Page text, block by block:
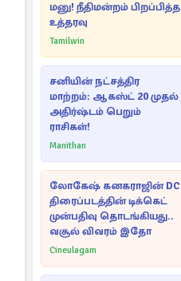
மனு! நீதிமன்றம் பிறப்பித்த
உத்தரவு
Tamilwin
சனியின் நட்சத்திர
மாற்றம்: ஆகஸ்ட் 20 முதல்
அதிர்ஷ்டம் பெறும்
ராசிகள்!
Manithan
லோகேஷ் கனகராஜின் DC
திரைப்படத்தின் டிக்கெட்
முன்பதிவு தொடங்கியது..
வசூல் விவரம் இதோ
Cineulagam